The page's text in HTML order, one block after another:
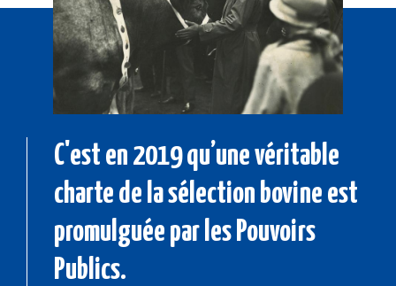
C'est en 2019 qu’une véritable
charte de la sélection bovine est
promulguée par les Pouvoirs
Publics.